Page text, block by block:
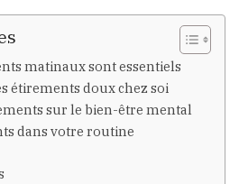
matinaux sont essentiels
étirements doux chez soi
sur le bien-être mental
dans votre routine